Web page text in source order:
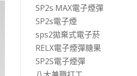
SP2s MAX電子煙彈
SP2s電子煙
sps2拋棄式電子菸
RELX電子煙彈糖果
SP2S電子煙彈